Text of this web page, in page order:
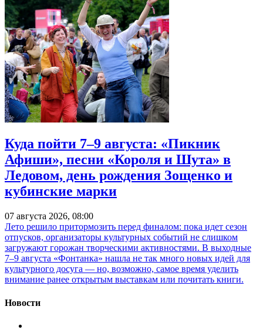
Куда пойти 7–9 августа: «Пикник
Афиши», песни «Короля и Шута» в
Ледовом, день рождения Зощенко и
кубинские марки
07 августа 2026, 08:00
Лето решило притормозить перед финалом: пока идет сезон
отпусков, организаторы культурных событий не слишком
загружают горожан творческими активностями. В выходные
7–9 августа «Фонтанка» нашла не так много новых идей для
культурного досуга — но, возможно, самое время уделить
внимание ранее открытым выставкам или почитать книги.
Новости